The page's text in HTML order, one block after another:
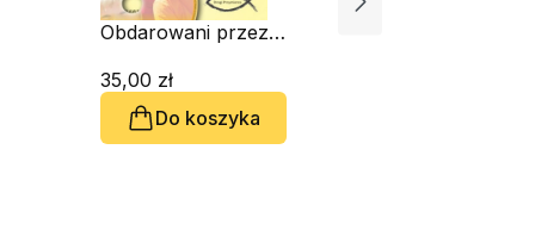
Obdarowani przez
metodyczny dla 5
klasy
35,00 zł
Do koszyka